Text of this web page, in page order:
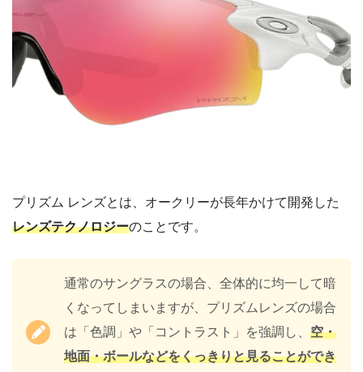
プリズム レンズとは、オークリーが長年かけて開発した
レンズテクノロジーのことです。
通常のサングラスの場合、全体的に均一して暗
くなってしまいますが、プリズムレンズの場合
は「色調」や「コントラスト」を強調し、 空・
地面・ボールなどをくっきりと見ることができ